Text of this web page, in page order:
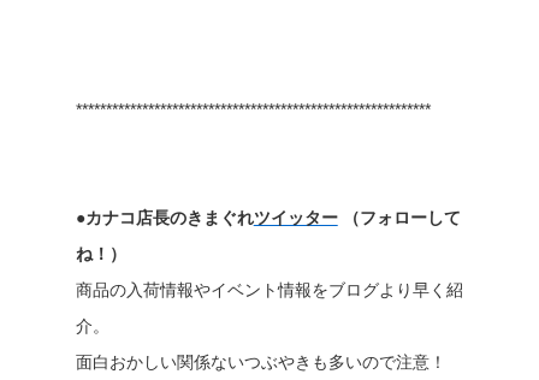
***********************************************************
●カナコ店長のきまぐれツイッター
（フォローして
ね！）
商品の入荷情報やイベント情報をブログより早く紹
介。
面白おかしい関係ないつぶやきも多いので注意！